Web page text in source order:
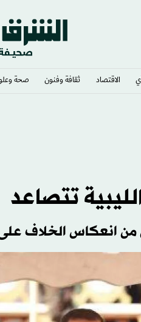
الاقتصاد ثقافة وفنون صحة
تتصاعد
انعكاس الخلاف على